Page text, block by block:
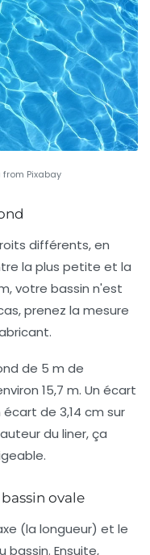
Pixabay
différents, en
la plus petite et la
votre bassin n'est
prenez la mesure
de 5 m de
15,7 m. Un écart
de 3,14 cm sur
du liner, ça
ovale
(la longueur) et le
Ensuite,